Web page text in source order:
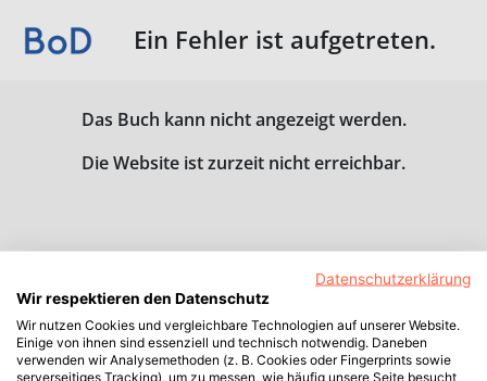
Ein Fehler ist aufgetreten.
Das Buch kann nicht angezeigt werden.
Die Website ist zurzeit nicht erreichbar.
Datenschutzerklärung
Wir respektieren den Datenschutz
Wir nutzen Cookies und vergleichbare Technologien auf unserer Website.
Einige von ihnen sind essenziell und technisch notwendig. Daneben
verwenden wir Analysemethoden (z. B. Cookies oder Fingerprints sowie
serverseitiges Tracking), um zu messen, wie häufig unsere Seite besucht